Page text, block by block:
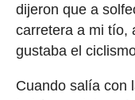
dijeron que a
carretera a mi tío,
gustaba el
Cuando salía con